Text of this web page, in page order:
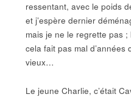
ressentant, avec le poids
et j’espère dernier
mais je ne le regrette pas
cela fait pas mal
vieux…
Le jeune Charlie, c’était